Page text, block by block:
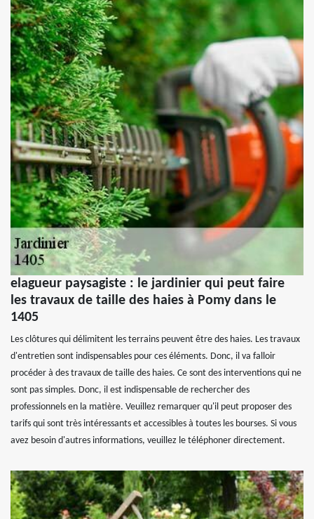
elagueur paysagiste : le jardinier qui peut faire
les travaux de taille des haies à Pomy dans le
1405
Les clôtures qui délimitent les terrains peuvent être des haies. Les travaux
d'entretien sont indispensables pour ces éléments. Donc, il va falloir
procéder à des travaux de taille des haies. Ce sont des interventions qui ne
sont pas simples. Donc, il est indispensable de rechercher des
professionnels en la matière. Veuillez remarquer qu'il peut proposer des
tarifs qui sont très intéressants et accessibles à toutes les bourses. Si vous
avez besoin d'autres informations, veuillez le téléphoner directement.